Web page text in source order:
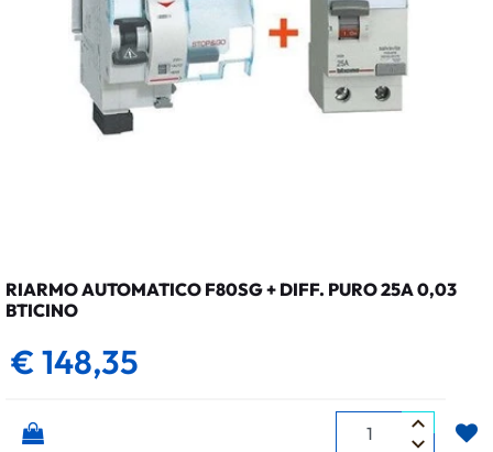
RIARMO AUTOMATICO F80SG + DIFF. PURO 25A 0,03
BTICINO
€ 148,35
Quantità